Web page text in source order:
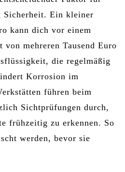
Ein kleiner
kann dich vor einem
von mehreren Tausend Euro
die regelmäßig
Korrosion im
führen beim
Sichtprüfungen durch,
frühzeitig zu erkennen. So
werden, bevor sie